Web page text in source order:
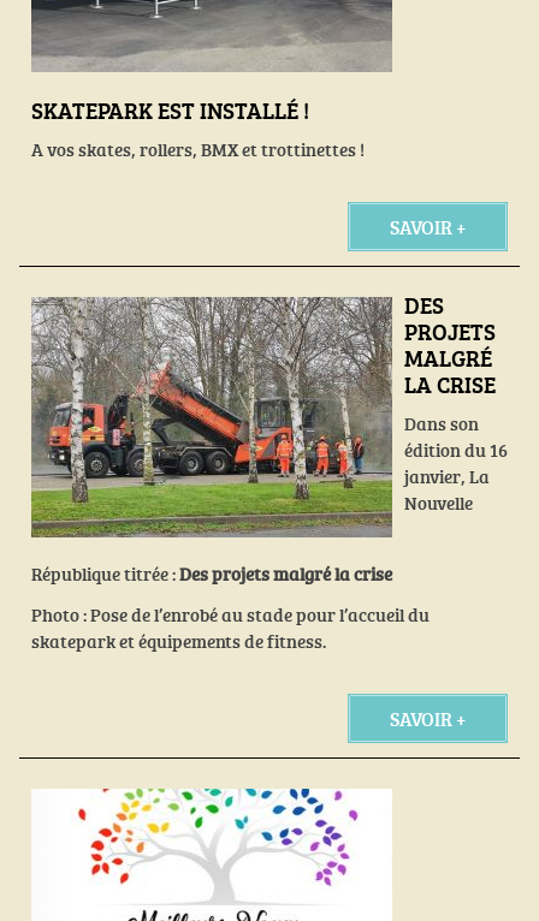
SKATEPARK EST INSTALLÉ !
A vos skates, rollers, BMX et trottinettes !
SAVOIR +
DES
PROJETS
MALGRÉ
LA CRISE
Dans son
édition du 16
janvier, La
Nouvelle
République titrée :Des projets malgré la crise
Photo : Pose de l’enrobéau stade pour l’accueil du
skatepark et équipements de fitness.
SAVOIR +